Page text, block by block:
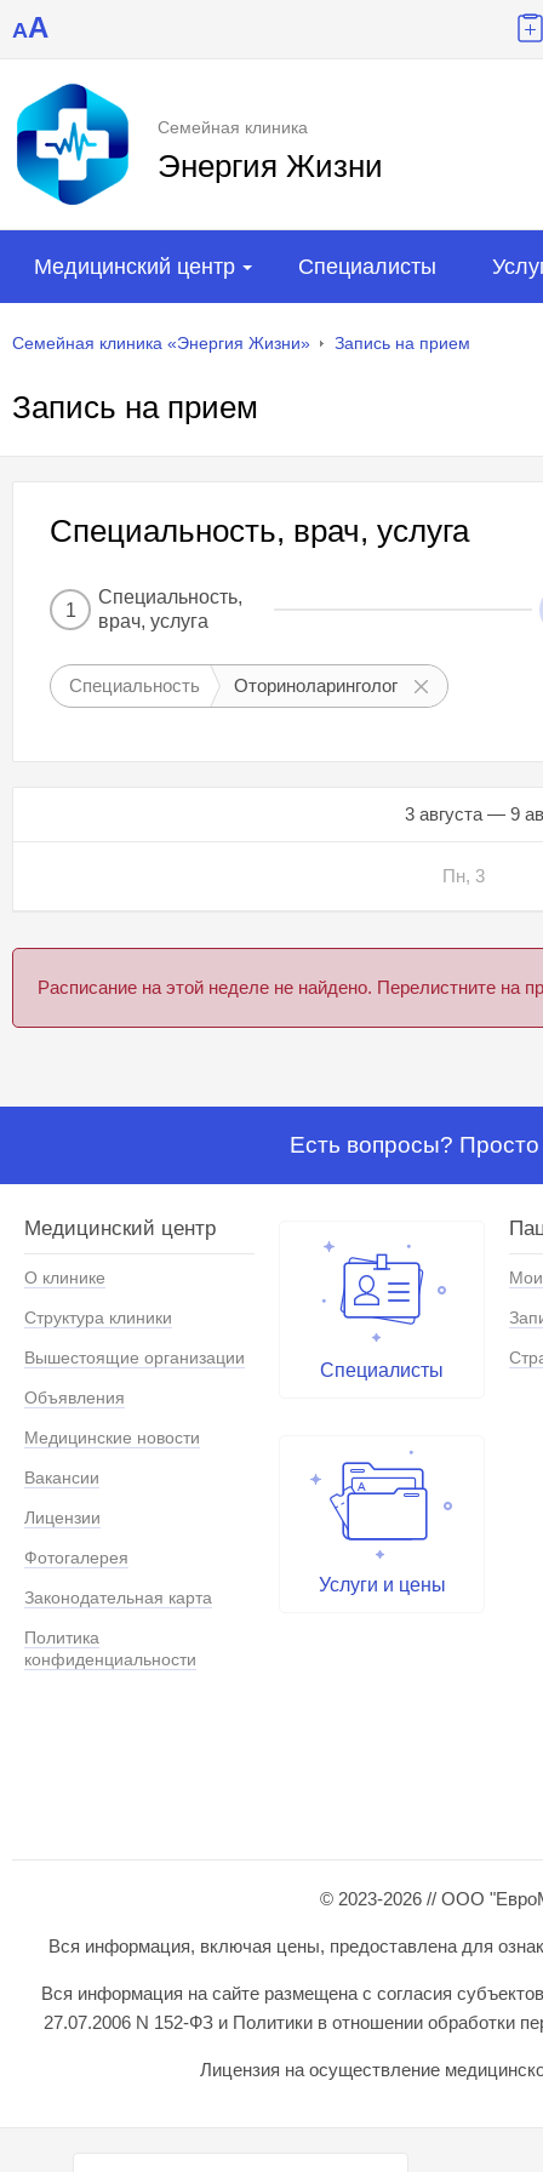
AA
Семейная клиника
Энергия Жизни
Медицинский центр Специалисты
Семейная клиника «Энергия Жизни» Запись на прием
Запись на прием
Специальность, врач, услуга
1
Специальность,
врач, услуга
Специальность Оториноларинголог
3 августа — 9
Пн, 3
Расписание на этой неделе не найдено. Перелистните
Есть вопросы?
Медицинский центр
О клинике
Структура клиники
Вышестоящие организации
Объявления
Медицинские новости
Вакансии
Лицензии
Фотогалерея
Законодательная карта
Политика
конфиденциальности
Специалисты
Услуги и цены
© 2023-2026 // ООО
Вся информация, включая цены, предоставлена для
Вся информация на сайте размещена с согласия
27.07.2006 N 152-ФЗ и Политики в отношении обработки
Лицензия на осуществление